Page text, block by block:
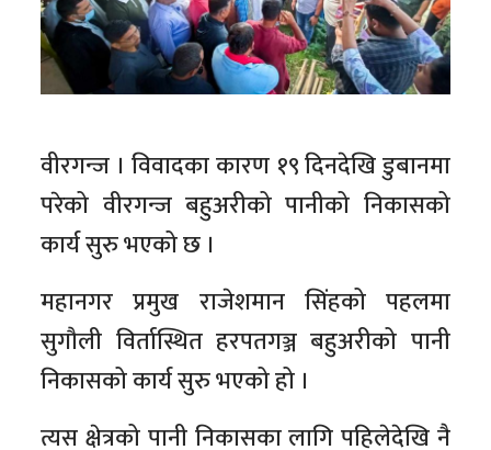
वीरगन्ज । विवादका कारण १९ दिनदेखि डुबानमा
परेको वीरगन्ज बहुअरीको पानीको निकासको
कार्य सुरु भएको छ ।
महानगर प्रमुख राजेशमान सिंहको पहलमा
सुगौली विर्तास्थित हरपतगञ्ज बहुअरीको पानी
निकासको कार्य सुरु भएको हो ।
त्यस क्षेत्रको पानी निकासका लागि पहिलेदेखि नै